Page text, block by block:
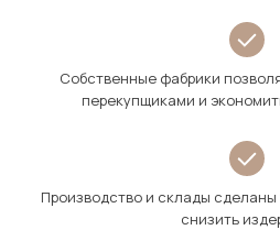
Собственные фабрики
перекупщиками и
Производство и склады
снизить